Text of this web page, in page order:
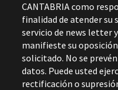
CANTABRIA como
finalidad de atender su
servicio de news letter
manifieste su
solicitado. No se
datos. Puede usted
rectificación o